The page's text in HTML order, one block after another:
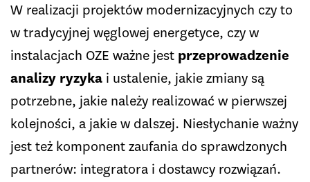
W realizacji projektów modernizacyjnych czy to
w tradycyjnej węglowej energetyce, czy w
instalacjach OZE ważne jest przeprowadzenie
analizy ryzyka i ustalenie, jakie zmiany są
potrzebne, jakie należy realizować w pierwszej
kolejności, a jakie w dalszej. Niesłychanie ważny
jest też komponent zaufania do sprawdzonych
partnerów: integratora i dostawcy rozwiązań.